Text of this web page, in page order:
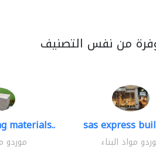
من نفس التصنيف
materials..
موردو
sas express
مواد البناء